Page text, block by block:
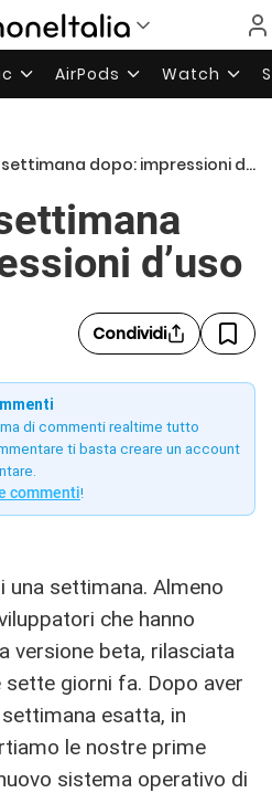
AirPods Watch
dopo: impressioni d’uso
d’uso
Condividi
di commenti realtime tutto
ti basta creare un account
commenti!
una settimana. Almeno
che hanno
versione beta, rilasciata
giorni fa. Dopo aver
esatta, in
le nostre prime
sistema operativo di